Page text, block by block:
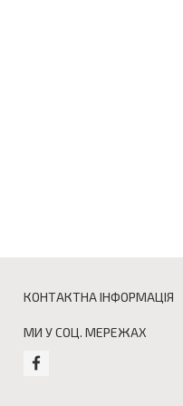
КОНТАКТНА ІНФОРМАЦІЯ
МИ У СОЦ. МЕРЕЖАХ